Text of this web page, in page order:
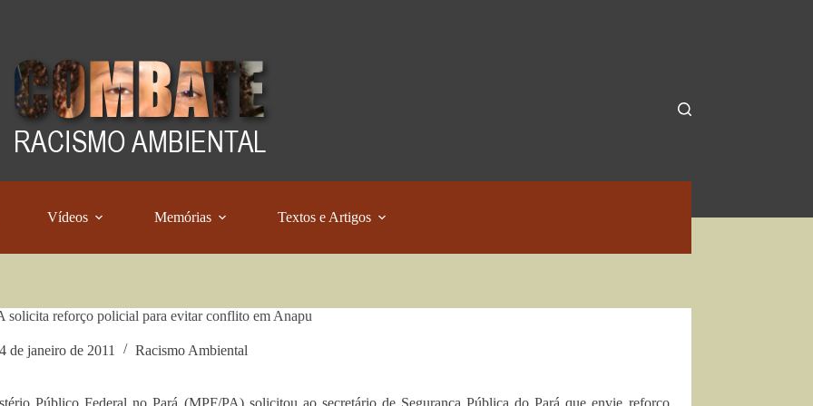
Vídeos Memórias Textos e Artigos
solicita reforço policial para evitar conflito em Anapu
de janeiro de 2011 Racismo Ambiental
Público Federal no Pará (MPF/PA) solicitou ao secretário de Segurança Pública do Pará que envie reforço